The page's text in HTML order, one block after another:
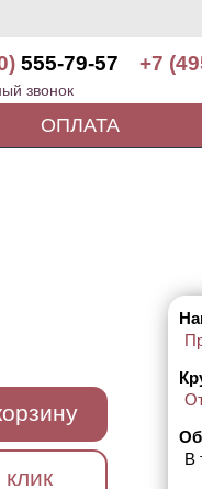
555-79-57 +7
звонок
ОПЛАТА
В